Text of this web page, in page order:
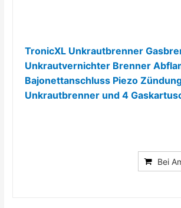
TronicXL Unkrautbrenner
Unkrautvernichter Brenner
Bajonettanschluss Piezo
Unkrautbrenner und 4
Bei